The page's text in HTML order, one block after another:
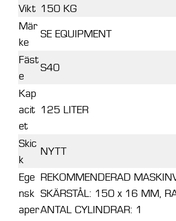
Vikt 150 KG
Mär
ke
SE EQUIPMENT
Fäst
e
S40
Kap
acit
et
125 LITER
Skic
k
NYTT
Ege
nsk
aper
REKOMMENDERAD
SKÄRSTÅL: 150 x 16 MM,
ANTAL CYLINDRAR: 1